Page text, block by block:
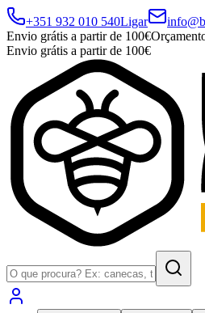
+351 932 010 540Ligar
Envio grátis a partir de 100€
Envio grátis a partir de 100€